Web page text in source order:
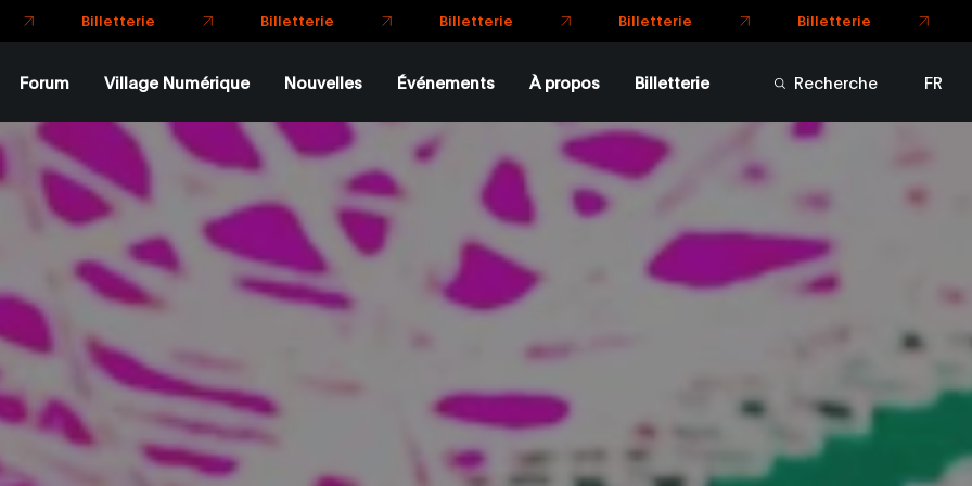
Billetterie Billetterie Billetterie Billetterie Billetterie
Forum Village Numérique Nouvelles Événements À propos Billetterie Recherche
FR